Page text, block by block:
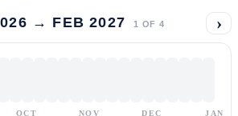
→ FEB 2027 1 OF 4 ›
OCT NOV DEC JAN